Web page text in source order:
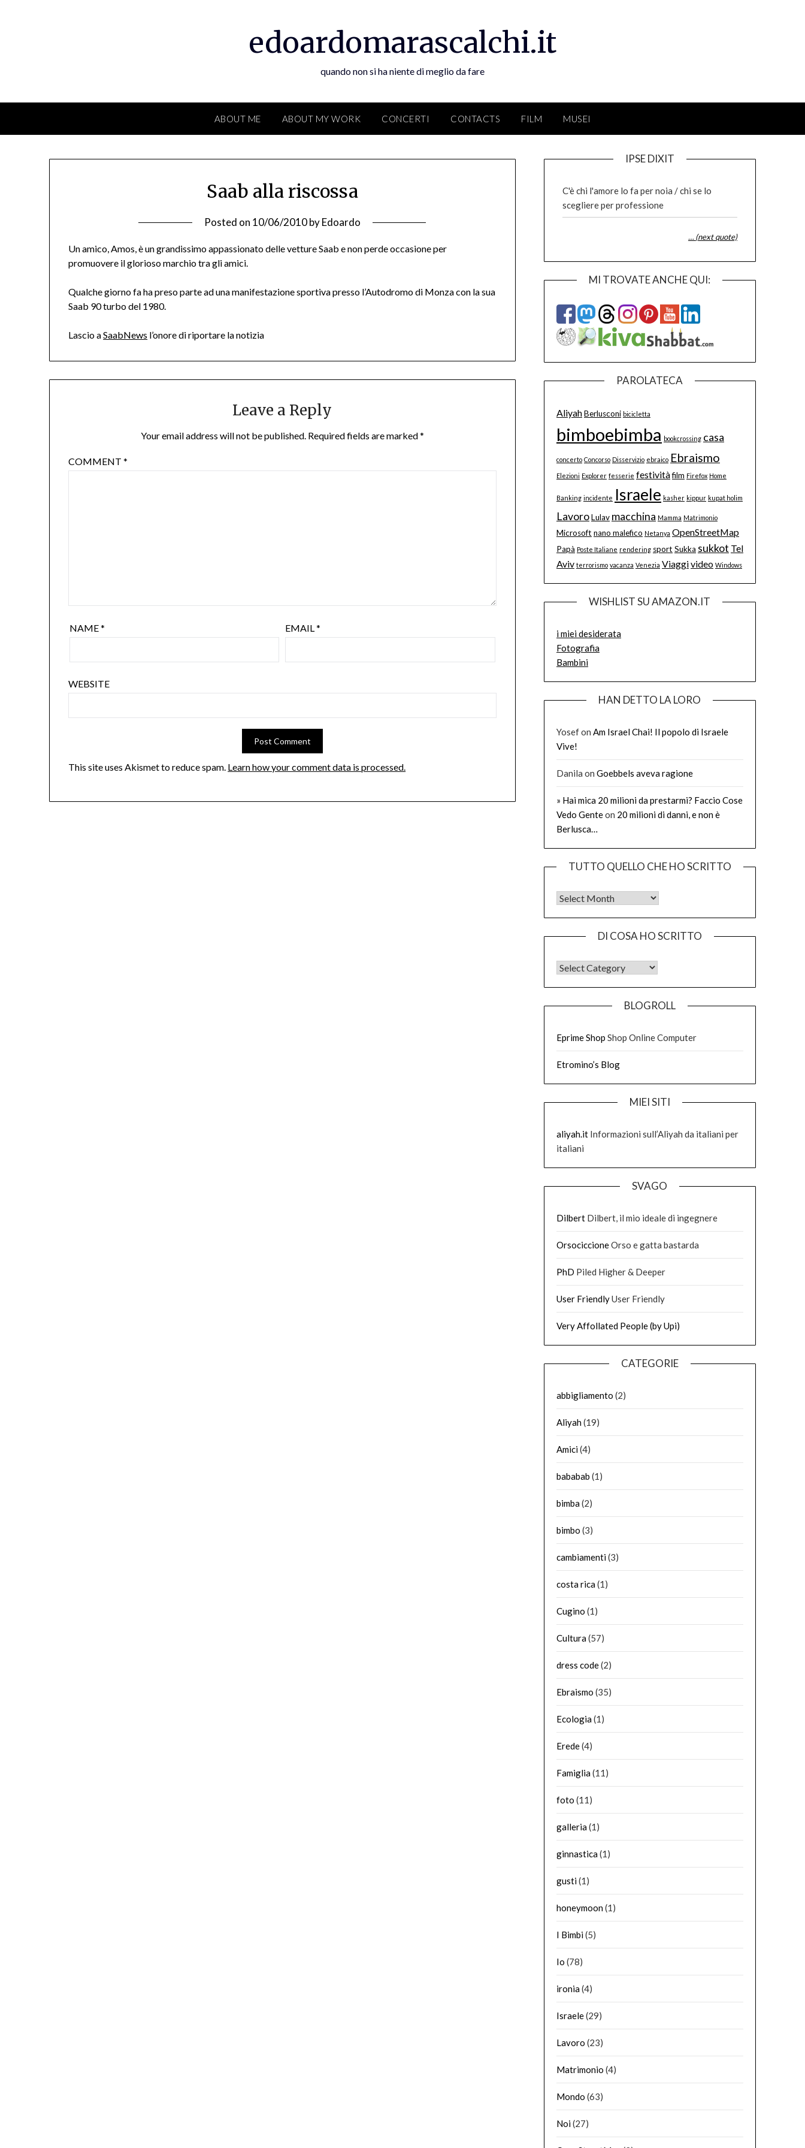
edoardomarascalchi.it
quando non si ha niente di meglio da fare
ABOUT ME ABOUT MY WORK CONCERTI CONTACTS FILM MUSEI
Saab alla riscossa
Posted on 10/06/2010byEdoardo
Un amico, Amos, è un grandissimo appassionato delle vetture Saab e non perde occasione per
promuovere il glorioso marchio tra gli amici.
Qualche giorno fa ha preso parte ad una manifestazione sportiva presso l’Autodromo di Monza con la sua
Saab 90 turbo del 1980.
Lascio aSaabNews l’onore di riportare la notizia
Leave a Reply
Your email address will not be published. Required fields are marked*
COMMENT*
NAME* EMAIL*
WEBSITE
This site uses Akismet to reduce spam. Learn how your comment data is processed.
IPSE DIXIT
C'è chi l'amore lo fa per noia / chi se lo
scegliere per professione
… (next quote)
MI TROVATE ANCHE QUI:
PAROLATECA
AliyahBerlusconi bicicletta
bimboebimba bookcrossing casa
concerto Concorso Disservizio ebraico Ebraismo
Elezioni Explorer fesserie festivitàfilm Firefox Home
Banking incidente Israele kasher kippur kupat holim
LavoroLulav macchina Mamma Matrimonio
Microsoft nano malefico Netanya OpenStreetMap
Papà Poste Italiane rendering sport Sukka sukkot Tel
Aviv terrorismo vacanza Venezia Viaggivideo Windows
WISHLIST SU AMAZON.IT
i miei desiderata
Fotografia
Bambini
HAN DETTO LA LORO
Yosefon Am Israel Chai! Il popolo di Israele
Vive!
Danila on Goebbels aveva ragione
» Hai mica 20 milioni da prestarmi? Faccio Cose
Vedo Genteon 20 milioni di danni, e non è
Berlusca…
TUTTO QUELLO CHE HO SCRITTO
Tutto quello che ho scritto
DI COSA HO SCRITTO
DI COSA HO SCRITTO
BLOGROLL
Eprime Shop Shop Online Computer
Etromino’s Blog
MIEI SITI
aliyah.itInformazioni sull’Aliyah da italiani per
italiani
SVAGO
DilbertDilbert, il mio ideale di ingegnere
OrsociccioneOrso e gatta bastarda
PhD Piled Higher & Deeper
User FriendlyUser Friendly
Very Affollated People (by Upi)
CATEGORIE
abbigliamento (2)
Aliyah(19)
Amici(4)
bababab (1)
bimba(2)
bimbo (3)
cambiamenti(3)
costa rica(1)
Cugino (1)
Cultura(57)
dress code(2)
Ebraismo (35)
Ecologia(1)
Erede(4)
Famiglia(11)
foto (11)
galleria(1)
ginnastica(1)
gusti(1)
honeymoon(1)
I Bimbi(5)
Io (78)
ironia(4)
Israele(29)
Lavoro (23)
Matrimonio (4)
Mondo (63)
Noi(27)